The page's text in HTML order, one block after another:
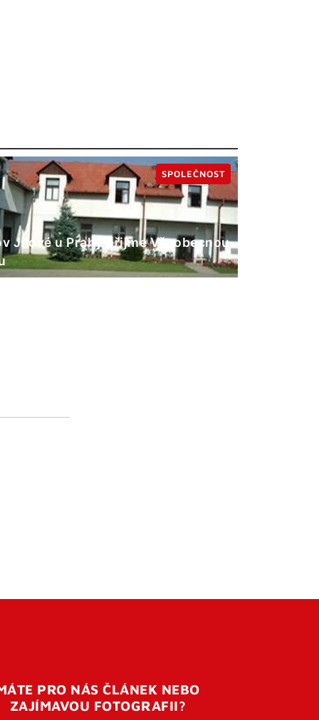
Jílové u Prahy přijme Všeobecnou
SPOLEČNOST
PRO NÁS ČLÁNEK NEBO
ZAJÍMAVOU FOTOGRAFII?